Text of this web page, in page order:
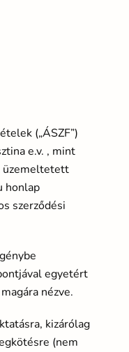
(„ÁSZF”)
e.v. , mint
üzemeltetett
honlap
szerződési
egyetért
nézve.
kizárólag
(nem